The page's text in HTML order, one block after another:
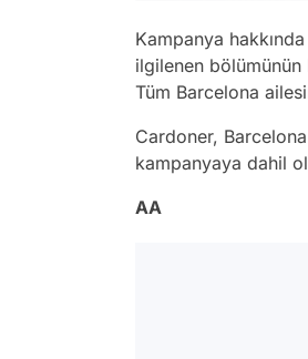
Kampanya
ilgilenen bölümünün
Tüm Barcelona
Cardoner,
kampanyaya dahil
AA